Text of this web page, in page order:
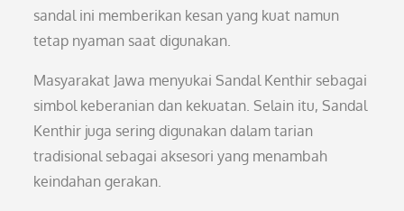
sandal ini memberikan kesan yang kuat namun
tetap nyaman saat digunakan.
Masyarakat Jawa menyukai Sandal Kenthir sebagai
simbol keberanian dan kekuatan. Selain itu, Sandal
Kenthir juga sering digunakan dalam tarian
tradisional sebagai aksesori yang menambah
keindahan gerakan.